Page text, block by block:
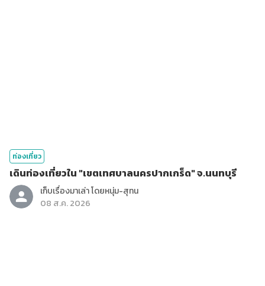
ท่องเที่ยว
เดินท่องเที่ยวใน "เขตเทศบาลนครปากเกร็ด" จ.นนทบุรี
เก็บเรื่องมาเล่า โดยหนุ่ม-สุทน
08 ส.ค. 2026